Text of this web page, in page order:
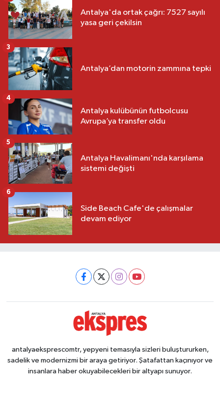
Antalya'da ortak çağrı: 7527 sayılı
yasa geri çekilsin
Antalya’dan motorin zammına tepki
3
Antalya kulübünün futbolcusu
Avrupa’ya transfer oldu
4
Antalya Havalimanı'nda karşılama
sistemi değişti
5
Side Beach Cafe'de çalışmalar
devam ediyor
6
antalyaeksprescomtr, yepyeni temasıyla sizleri buluştururken,
sadelik ve modernizmi bir araya getiriyor. Şatafattan kaçınıyor ve
insanlara haber okuyabilecekleri bir altyapı sunuyor.